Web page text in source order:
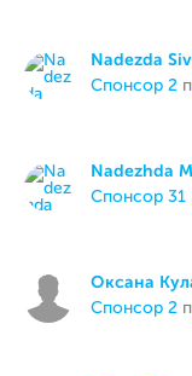
Nadezda
спонсор 2
Nadezhda
спонсор 31
Оксана
спонсор 2